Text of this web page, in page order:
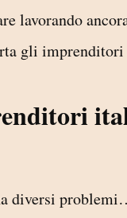
lavorando
gli
diversi